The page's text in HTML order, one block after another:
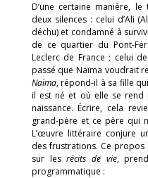
D’une certaine manière,
deux silences : celui d’Ali
déchu) et condamné à
de ce quartier du Pont-
Leclerc de France ; celui
passé que Naïma voudrait
Naïma, répond-il à sa fille
il est né et où elle se rend
naissance. Écrire, cela
grand-père et ce père qui
L’œuvre littéraire conjure
des frustrations. Ce propos
sur lesrécits de vie,
programmatique :